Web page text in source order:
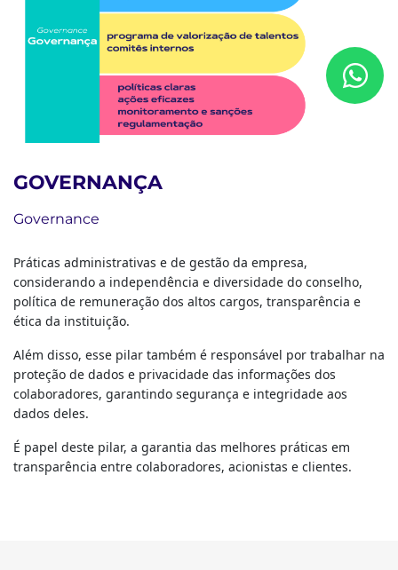
GOVERNANÇA
Governance
Práticas administrativas e de gestão da empresa,
considerando a independência e diversidade do conselho,
política de remuneração dos altos cargos, transparência e
ética da instituição.
Além disso, esse pilar também é responsável por trabalhar na
proteção de dados e privacidade das informações dos
colaboradores, garantindo segurança e integridade aos
dados deles.
É papel deste pilar, a garantia das melhores práticas em
transparência entre colaboradores, acionistas e clientes.